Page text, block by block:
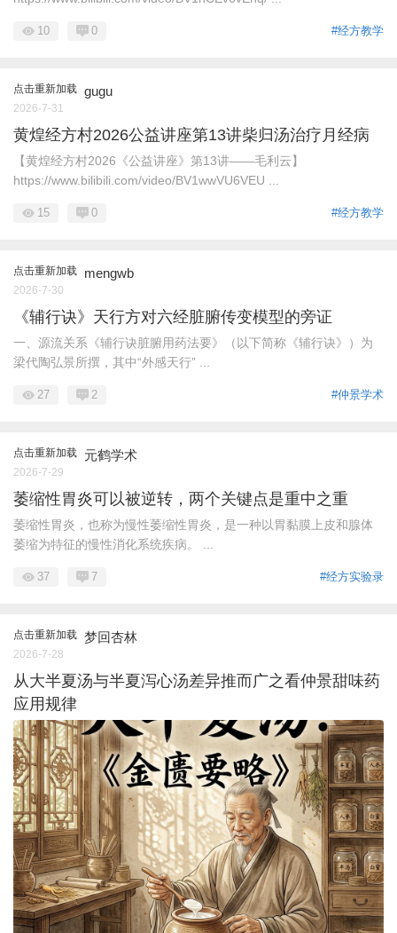
#经方教学
10 0
点击重新加载 gugu
2026-7-31
黄煌经方村2026公益讲座第13讲柴归汤治疗月经病
【黄煌经方村2026《公益讲座》第13讲——毛利云】
https://www.bilibili.com/video/BV1wwVU6VEU ...
#经方教学
15 0
点击重新加载 mengwb
2026-7-30
《辅行诀》天行方对六经脏腑传变模型的旁证
一、源流关系《辅行诀脏腑用药法要》（以下简称《辅行诀》）为
梁代陶弘景所撰，其中“外感天行” ...
#仲景学术
27 2
点击重新加载 元鹤学术
2026-7-29
萎缩性胃炎可以被逆转，两个关键点是重中之重
萎缩性胃炎，也称为慢性萎缩性胃炎，是一种以胃黏膜上皮和腺体
萎缩为特征的慢性消化系统疾病。 ...
#经方实验录
37 7
点击重新加载 梦回杏林
2026-7-28
从大半夏汤与半夏泻心汤差异推而广之看仲景甜味药
应用规律